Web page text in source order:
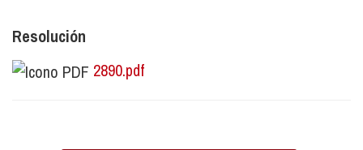
Resolución
2890.pdf